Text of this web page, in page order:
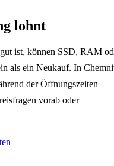
lohnt
ist, können SSD, RAM
als ein Neukauf. In
der Öffnungszeiten
vorab oder